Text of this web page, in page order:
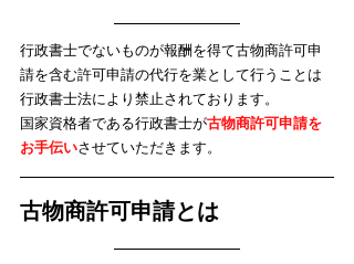
行政書士でないものが報酬を得て古物商許可申
請を含む許可申請の代行を業として行うことは
行政書士法により禁止されております。
​国家資格者である行政書士が古物商許可申請を
お手伝いさせていただきます。
古物商許可申請とは